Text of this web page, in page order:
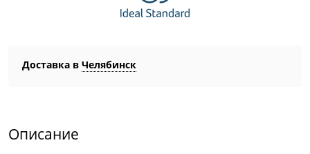
Доставка в Челябинск
Описание